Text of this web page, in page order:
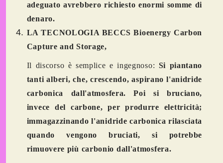
adeguato avrebbero richiesto enormi somme di
denaro.
LA TECNOLOGIA BECCS Bioenergy Carbon
Capture and Storage,
Il discorso è semplice e ingegnoso: Si piantano
tanti alberi, che, crescendo, aspirano l'anidride
carbonica dall'atmosfera. Poi si bruciano,
invece del carbone, per produrre elettricità;
immagazzinando l'anidride carbonica rilasciata
quando vengono bruciati, si potrebbe
rimuovere più carbonio dall'atmosfera.